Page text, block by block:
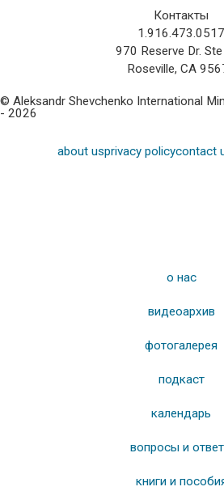
Контакты
1.916.473.0517
970 Reserve Dr.
Roseville, CA
© Aleksandr Shevchenko International
- 2026
about usprivacy policycontact
о нас
видеоархив
фотогалерея
подкаст
календарь
вопросы и
книги и